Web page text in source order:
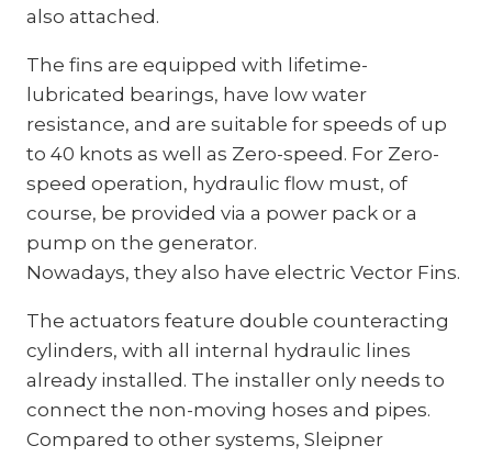
also attached.
The fins are equipped with lifetime-
lubricated bearings, have low water
resistance, and are suitable for speeds of up
to 40 knots as well as Zero-speed. For Zero-
speed operation, hydraulic flow must, of
course, be provided via a power pack or a
pump on the generator.
Nowadays, they also have electric Vector Fins.
The actuators feature double counteracting
cylinders, with all internal hydraulic lines
already installed. The installer only needs to
connect the non-moving hoses and pipes.
Compared to other systems, Sleipner